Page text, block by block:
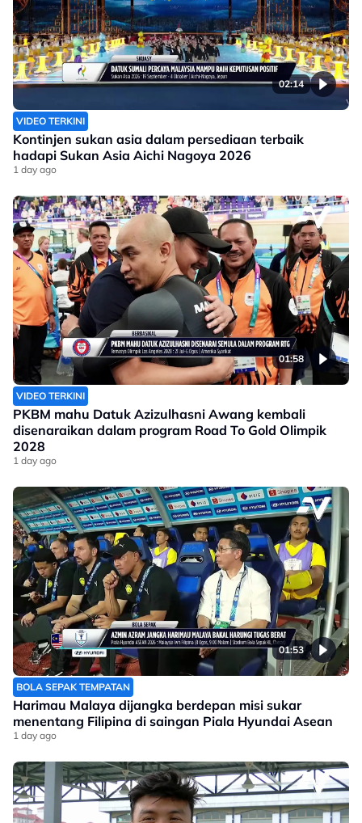
02:14
VIDEO TERKINI
Kontinjen sukan asia dalam persediaan terbaik
hadapi Sukan Asia Aichi Nagoya 2026
1 day ago
01:58
VIDEO TERKINI
PKBM mahu Datuk Azizulhasni Awang kembali
disenaraikan dalam program Road To Gold Olimpik
2028
1 day ago
01:53
BOLA SEPAK TEMPATAN
Harimau Malaya dijangka berdepan misi sukar
menentang Filipina di saingan Piala Hyundai Asean
1 day ago